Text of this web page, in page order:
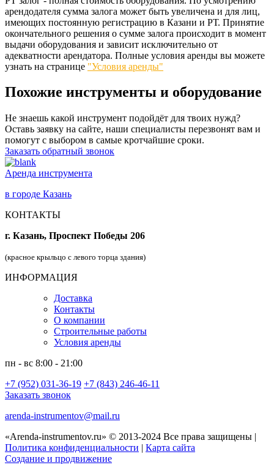
арендодателя сумма залога может быть увеличена и для лиц,
имеющих постоянную регистрацию в Казани и РТ. Принятие
окончательного решения о сумме залога происходит в момент
выдачи оборудования и зависит исключительно от
адекватности арендатора. Полные условия аренды вы можете
узнать на странице "Условия аренды"
Похожие инструменты и оборудование
Не знаешь какой инструмент подойдёт для твоих нужд?
Оставь заявку на сайте, наши специалисты перезвонят вам и
помогут с выбором в самые кротчайшие сроки.
Заказать обратный звонок
Аренда инструмента
в городе Казань
КОНТАКТЫ
г. Казань, Проспект Победы 206
(красное крыльцо с левого торца здания)
ИНФОРМАЦИЯ
Доставка
Контакты
О компании
Строительные работы
Условия аренды
пн - вс 8:00 - 21:00
+7 (952) 031-36-19 +7 (843) 246-46-11
Заказать звонок
arenda-instrumentov@mail.ru
«Arenda-instrumentov.ru» © 2013-2024 Все права защищены |
Политика конфиденциальности | Карта сайта
Создание и продвижение